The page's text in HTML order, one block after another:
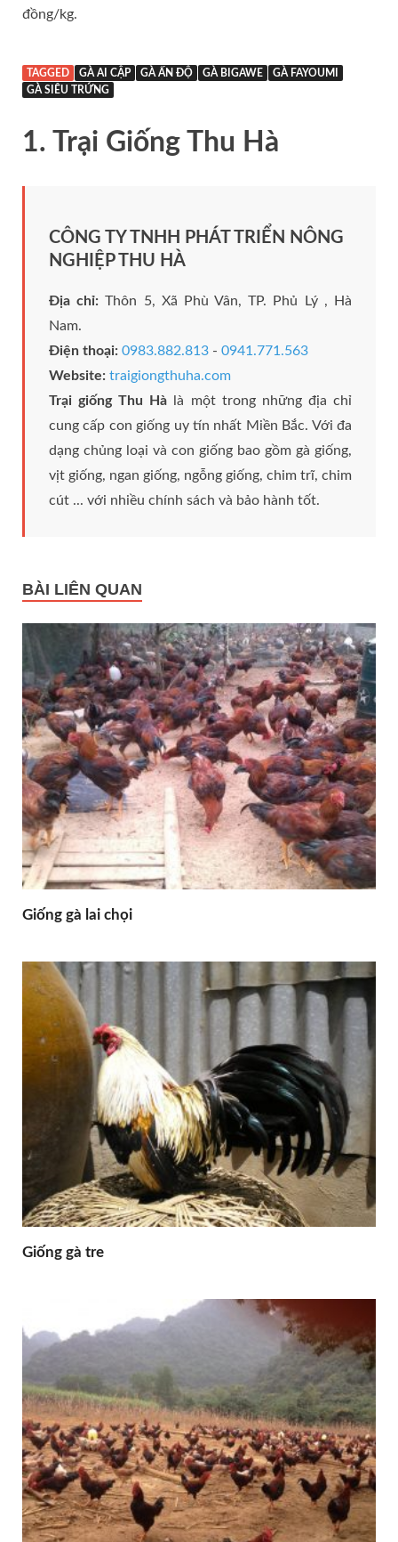
đồng/kg.
TAGGED GÀ AI CẬP GÀ ẤN ĐỘ GÀ BIGAWE
GÀ FAYOUMI
GÀ SIÊU TRỨNG
1. Trại Giống Thu Hà
CÔNG TY TNHH PHÁT TRIỂN NÔNG
NGHIỆP THU HÀ
Địa chỉ: Thôn 5, Xã Phù Vân, TP. Phủ Lý , Hà
Nam.
Điện thoại: 0983.882.813 - 0941.771.563
Website: traigiongthuha.com
Trại giống Thu Hà
là một trong những địa chỉ
cung cấp con giống uy tín nhất Miền Bắc. Với đa
dạng chủng loại và con giống bao gồm gà giống,
vịt giống, ngan giống, ngỗng giống, chim trĩ, chim
cút ... với nhiều chính sách và bảo hành tốt.
BÀI LIÊN QUAN
Giống gà lai chọi
Giống gà tre